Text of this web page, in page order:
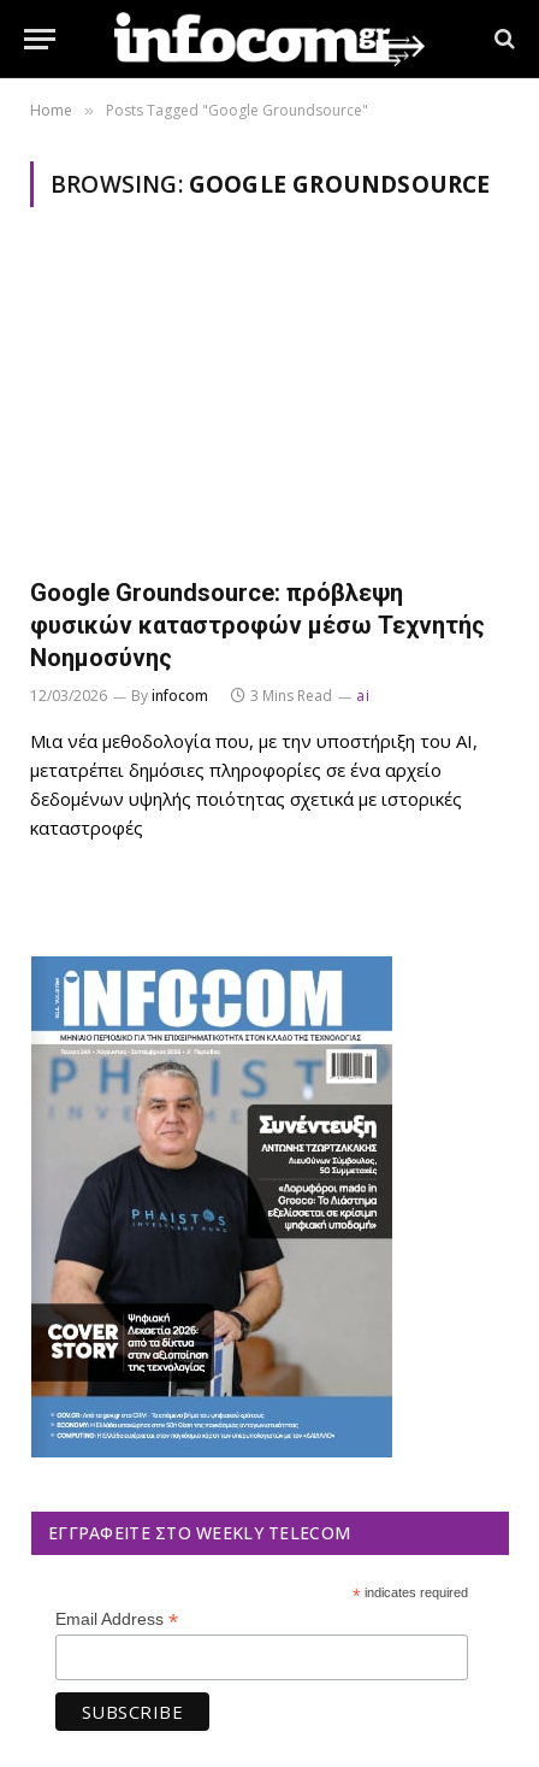
Home » Posts Tagged "Google Groundsource"
BROWSING: GOOGLE GROUNDSOURCE
Google Groundsource: πρόβλεψη
φυσικών καταστροφών μέσω Τεχνητής
Νοημοσύνης
12/03/2026 Byinfocom 3 Mins Read ai
Μια νέα μεθοδολογία που, με την υποστήριξη του AI,
μετατρέπει δημόσιες πληροφορίες σε ένα αρχείο
δεδομένων υψηλής ποιότητας σχετικά με ιστορικές
καταστροφές
ΕΓΓΡΑΦΕΊΤΕ ΣΤΟ WEEKLY TELECOM
*indicates required
Email Address *